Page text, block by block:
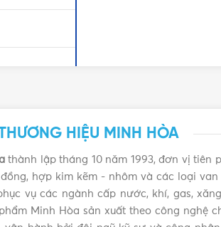
HIỆU MINH HÒA
thành lập tháng 10 năm 1993, đơn vị tiên
hợp kim kẽm - nhôm và các loại
vụ các ngành cấp nước, khí, gas,
Minh Hòa sản xuất theo công nghệ